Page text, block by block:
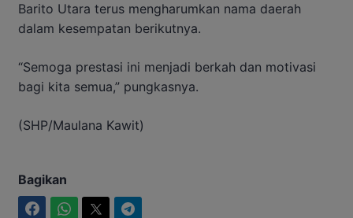
Barito Utara terus mengharumkan nama daerah
dalam kesempatan berikutnya.
“Semoga prestasi ini menjadi berkah dan motivasi
bagi kita semua,” pungkasnya.
(SHP/Maulana Kawit)
Bagikan